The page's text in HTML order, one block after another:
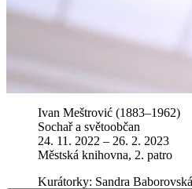
Ivan Meštrović (1883–1962)
Sochař a světoobčan
24. 11. 2022 – 26. 2. 2023
Městská knihovna, 2. patro
Kurátorky: Sandra